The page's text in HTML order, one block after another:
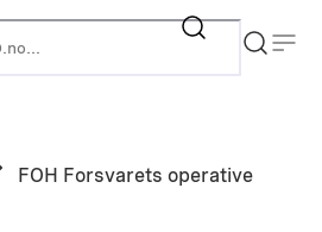
FOH Forsvarets operative